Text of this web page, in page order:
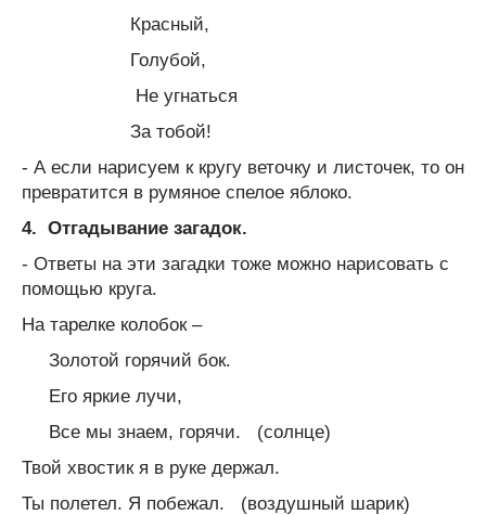
Красный,
Голубой,
Не угнаться
За тобой!
- А если нарисуем к кругу веточку и листочек, то он
превратится в румяное спелое яблоко.
4. Отгадывание загадок.
- Ответы на эти загадки тоже можно нарисовать с
помощью круга.
На тарелке колобок –
Золотой горячий бок.
Его яркие лучи,
Все мы знаем, горячи. (солнце)
Твой хвостик я в руке держал.
Ты полетел. Я побежал. (воздушный шарик)